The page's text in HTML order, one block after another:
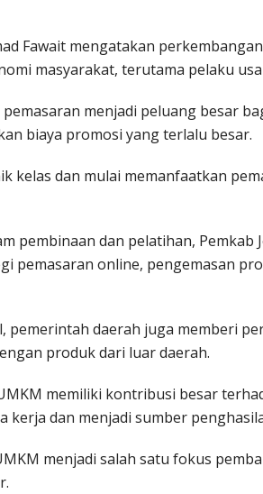
Fawait mengatakan
masyarakat, terutama pelaku
menjadi peluang besar
biaya promosi yang terlalu besar.
kelas dan mulai memanfaatkan
pembinaan dan pelatihan, Pemkab
pemasaran online, pengemasan
pemerintah daerah juga memberi
produk dari luar daerah.
memiliki kontribusi besar
kerja dan menjadi sumber
menjadi salah satu fokus